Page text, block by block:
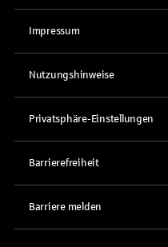
Impressum
Nutzungshinweise
Privatsphäre-Einstellungen
Barrierefreiheit
Barriere melden